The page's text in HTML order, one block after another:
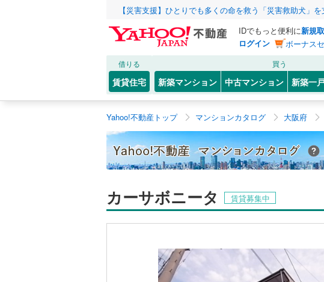
【災害支援】ひとりでも多くの命を救う「災害救助犬」を
IDでもっと便利に新規
ログイン
ボーナス
借りる
賃貸住宅
買う
新築マンション 中古マンション 新築一
Yahoo!不動産トップ マンションカタログ 大阪府
カーサボニータ 賃貸募集中